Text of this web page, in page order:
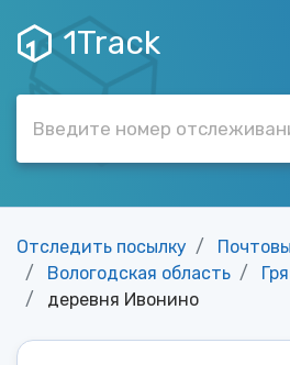
1Track
Отследить посылку
Вологодская область
деревня Ивонино